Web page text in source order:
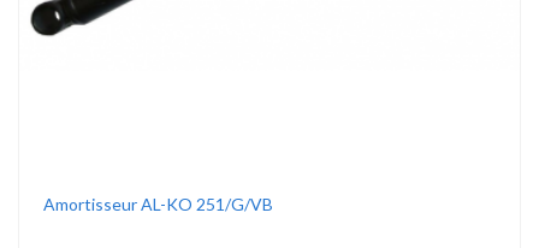
Amortisseur AL-KO 251/G/VB